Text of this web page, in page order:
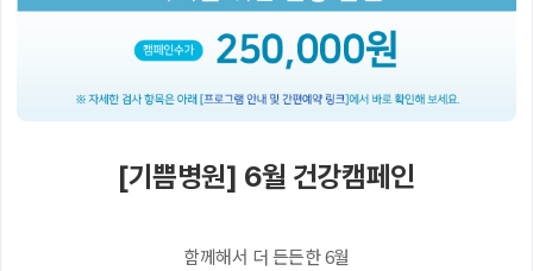
[기쁨병원] 6월 건강캠페인
함께해서 더 든든한 6월